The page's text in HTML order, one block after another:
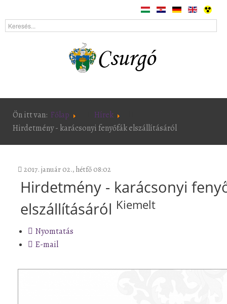
Ön itt van: Főlap
Hírek
Hirdetmény - karácsonyi fenyőfák elszállításáról
2017. január 02., hétfő 08:02
Hirdetmény - karácsonyi
elszállításáról Kiemelt
Nyomtatás
E-mail